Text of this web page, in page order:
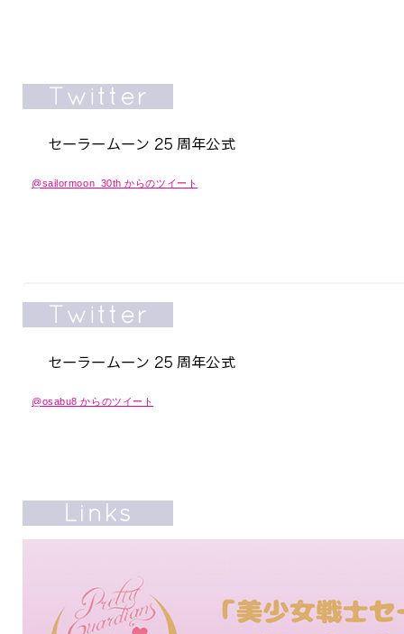
@sailormoon_30th からのツイート
@osabu8 からのツイート